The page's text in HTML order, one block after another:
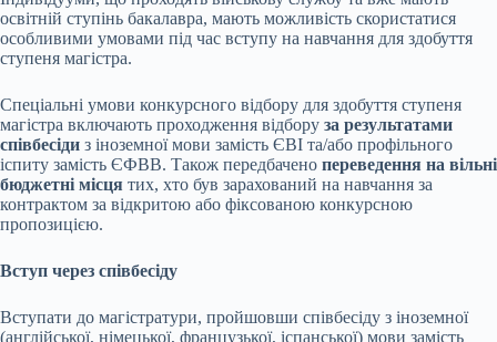
освітній ступінь бакалавра, мають можливість скористатися
особливими умовами під час вступу на навчання для здобуття
ступеня магістра.
Спеціальні умови конкурсного відбору для здобуття ступеня
магістра включають проходження відбору за результатами
співбесіди з іноземної мови замість ЄВІ та/або профільного
іспиту замість ЄФВВ. Також передбачено переведення на вільні
бюджетні місця тих, хто був зарахований на навчання за
контрактом за відкритою або фіксованою конкурсною
пропозицією.
Вступ через співбесіду
Вступати до магістратури, пройшовши співбесіду з іноземної
(англійської, німецької, французької, іспанської) мови замість